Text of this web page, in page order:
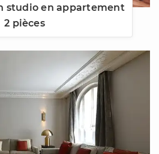
studio en appartement
2 pièces